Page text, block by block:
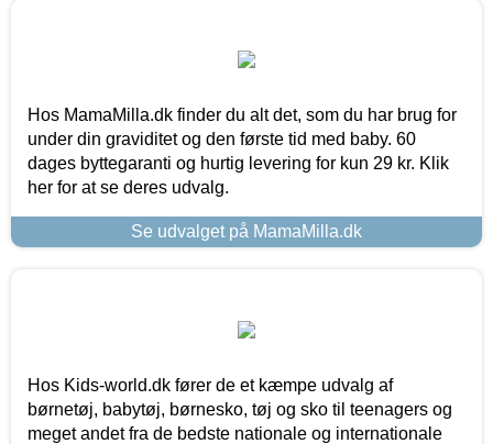
Hos MamaMilla.dk finder du alt det, som du har brug for
under din graviditet og den første tid med baby. 60
dages byttegaranti og hurtig levering for kun 29 kr. Klik
her for at se deres udvalg.
Se udvalget på MamaMilla.dk
Hos Kids-world.dk fører de et kæmpe udvalg af
børnetøj, babytøj, børnesko, tøj og sko til teenagers og
meget andet fra de bedste nationale og internationale